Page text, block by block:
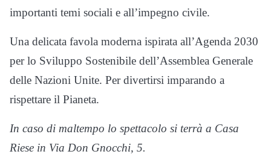
importanti temi sociali e all’impegno civile.
Una delicata favola moderna ispirata all’Agenda 2030
per lo Sviluppo Sostenibile dell’Assemblea Generale
delle Nazioni Unite. Per divertirsi imparando a
rispettare il Pianeta.
In caso di maltempo lo spettacolo si terrà a Casa
Riese in Via Don Gnocchi, 5.